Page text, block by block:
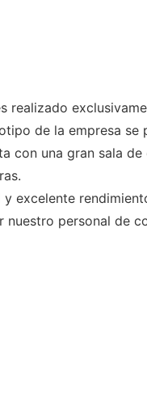
realizado
de la empresa
con una gran sala
excelente
personal de